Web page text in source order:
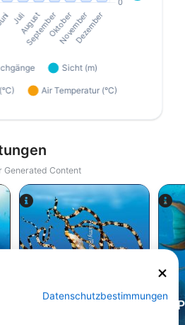
Generated Content
Alamy/Reinhard Dirscherl
Kraken/Oktopus
Datenschutzbestimmungen